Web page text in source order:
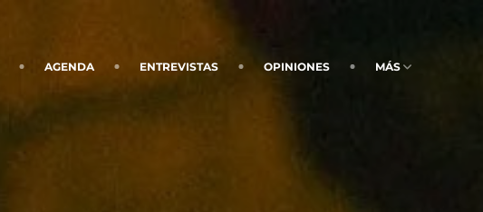
AGENDA ENTREVISTAS OPINIONES MÁS